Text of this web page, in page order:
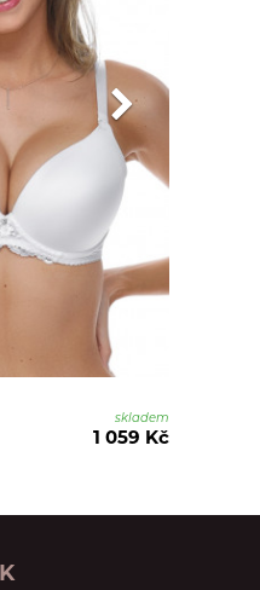
skladem
1 059 Kč